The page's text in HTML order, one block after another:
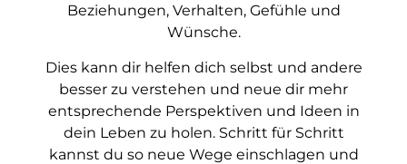
Beziehungen, Verhalten, Gefühle und
Wünsche.
Dies kann dir helfen dich selbst und andere
besser zu verstehen und neue dir mehr
entsprechende Perspektiven und Ideen in
dein Leben zu holen. Schritt für Schritt
kannst du so neue Wege einschlagen und